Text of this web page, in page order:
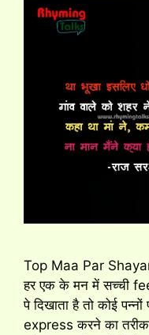
Top Maa Par
हर एक के मन में सच्ची
पे दिखाता है तो कोई
express करने का